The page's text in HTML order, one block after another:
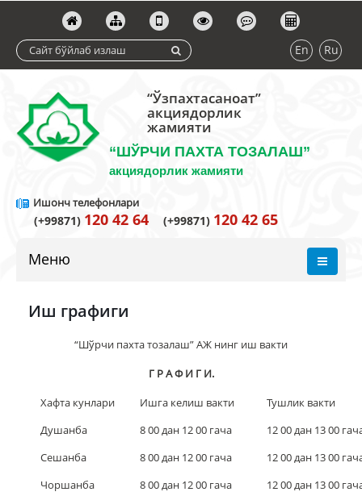
En Ru
“Ўзпахтасаноат”
акциядорлик
жамияти
“ШЎРЧИ ПАХТА ТОЗАЛАШ”
акциядорлик жамияти
Ишонч телефонлари
(+99871) 120 42 64 (+99871) 120 42 65
Меню
Иш графиги
“Шўрчи пахта тозалаш” АЖ нинг иш вакти
Г РАФИ Г И.
Хафта кунлари
Ишга келиш вакти
Тушлик вакти
Душанба
8 00 дан 12 00 гача
12 00 дан 13 00
Сешанба
8 00 дан 12 00 гача
12 00 дан 13 00
Чоршанба
8 00 дан 12 00 гача
12 00 дан 13 00